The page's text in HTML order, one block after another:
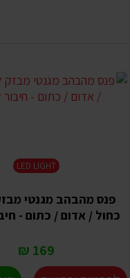
LED LIGHT
פנס מהבהב מגנטי
כחול / אדום / כתום -
169 ₪